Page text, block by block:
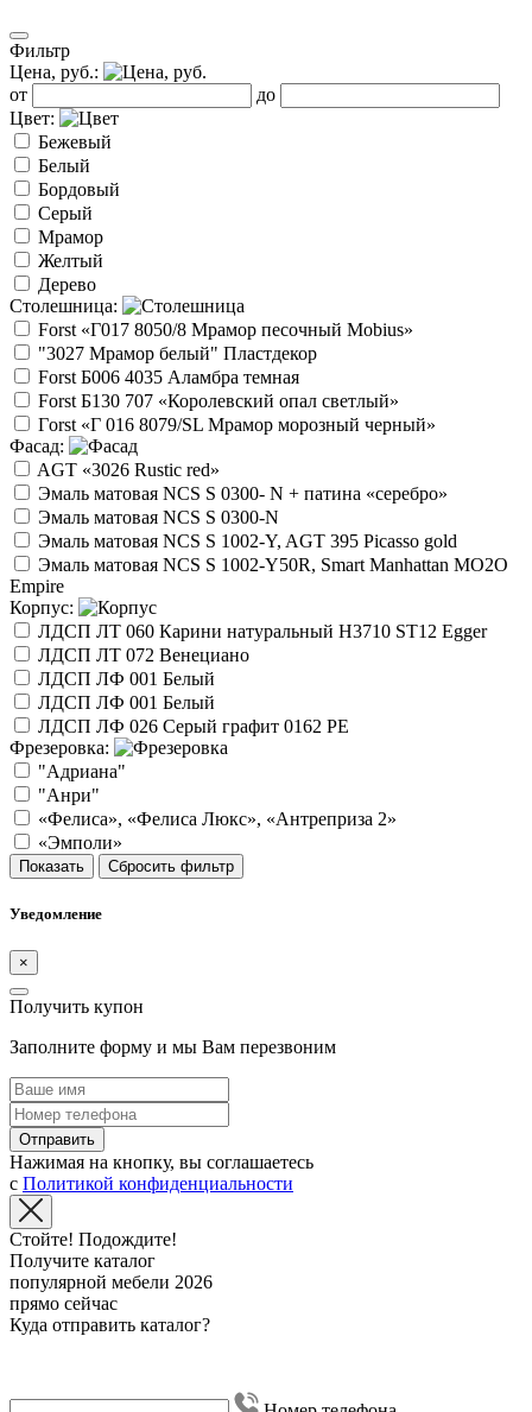
Фильтр
Цена, руб.:
от
до
Цвет:
Бежевый
Белый
Бордовый
Серый
Мрамор
Желтый
Дерево
Столешница:
Forst «Г017 8050/8 Мрамор песочный Mobius»
"3027 Мрамор белый" Пластдекор
Forst Б006 4035 Аламбра темная
Forst Б130 707 «Королевский опал светлый»
Гorst «Г 016 8079/SL Мрамор морозный черный»
Фасад:
AGT «3026 Rustic red»
Эмаль матовая NCS S 0300- N + патина «серебро»
Эмаль матовая NCS S 0300-N
Эмаль матовая NCS S 1002-Y, AGT 395 Picasso gold
Эмаль матовая NCS S 1002-Y50R, Smart Manhattan МО2O
Empire
Корпус:
ЛДСП ЛТ 060 Карини натуральный H3710 ST12 Egger
ЛДСП ЛТ 072 Венециано
ЛДСП ЛФ 001 Белый
ЛДСП ЛФ 001 Белый
ЛДСП ЛФ 026 Серый графит 0162 РЕ
Фрезеровка:
"Адриана"
"Анри"
«Фелиса», «Фелиса Люкс», «Антреприза 2»
«Эмполи»
Показать Сбросить фильтр
Уведомление
×
Получить купон
Заполните форму и мы Вам перезвоним
Отправить
Нажимая на кнопку, вы соглашаетесь
с Политикой конфиденциальности
Стойте! Подождите!
Получите каталог
популярной мебели 2026
прямо сейчас
Куда отправить каталог?